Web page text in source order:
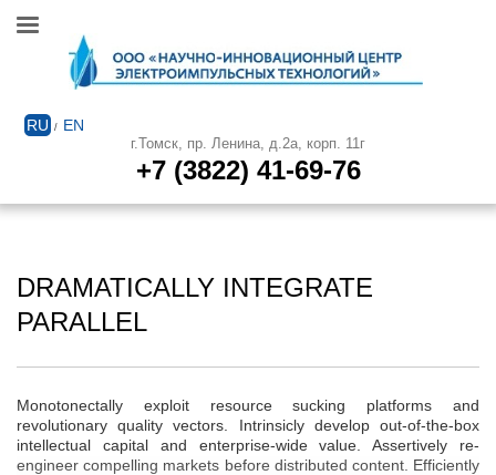
RU / EN
г.Томск, пр. Ленина, д.2а, корп. 11г
+7 (3822) 41-69-76
DRAMATICALLY INTEGRATE
PARALLEL
Monotonectally exploit resource sucking platforms and
revolutionary quality vectors. Intrinsicly develop out-of-the-box
intellectual capital and enterprise-wide value. Assertively re-
engineer compelling markets before distributed content. Efficiently